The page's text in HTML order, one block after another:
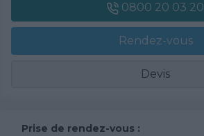
0800 20 03 20
Rendez-vous
Devis
Prise de rendez-vous :